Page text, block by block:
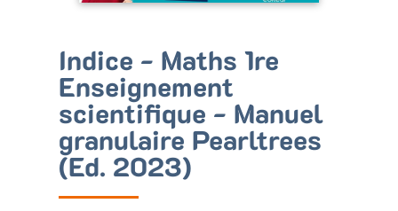
Indice - Maths 1re
Enseignement
scientifique - Manuel
granulaire Pearltrees
(Ed. 2023)